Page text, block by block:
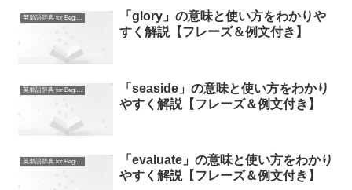
英単語辞典 for Beginners
「glory」の意味と使い方をわかりや
すく解説【フレーズ＆例文付き】
英単語辞典 for Beginners
「seaside」の意味と使い方をわかり
やすく解説【フレーズ＆例文付き】
英単語辞典 for Beginners
「evaluate」の意味と使い方をわかり
やすく解説【フレーズ＆例文付き】